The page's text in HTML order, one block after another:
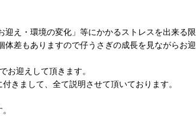
え・環境の変化」等にかかるストレスを出来る
差もありますので仔うさぎの成長を見ながらお
迎えして頂きます。
きまして、全て説明させて頂いております。